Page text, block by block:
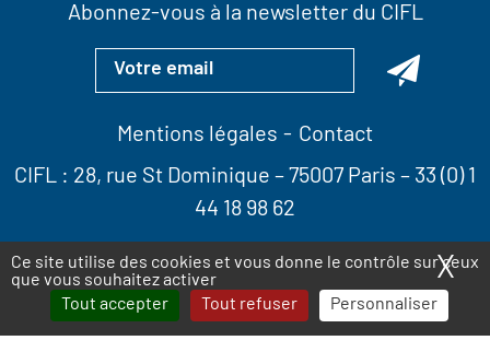
Ce site utilise des cookies et vous donne le contrôle sur ceux
que vous souhaitez activer
Tout accepter
Tout refuser Personnaliser
X
Abonnez-vous à la newsletter du CIFL
Mentions légales
Contact
CIFL : 28, rue St Dominique – 75007 Paris – 33 (0) 1
44 18 98 62